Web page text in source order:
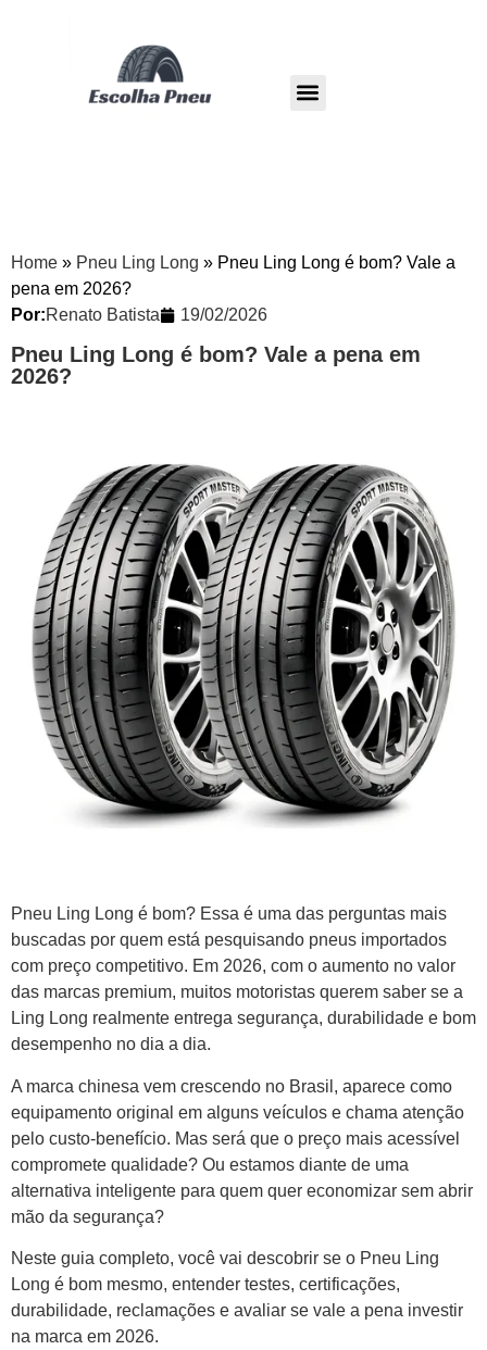
Home » Pneu Ling Long » Pneu Ling Long é bom? Vale a
pena em 2026?
Por:Renato Batista 19/02/2026
Pneu Ling Long é bom? Vale a pena em
2026?
Pneu Ling Long é bom? Essa é uma das perguntas mais
buscadas por quem está pesquisando pneus importados
com preço competitivo. Em 2026, com o aumento no valor
das marcas premium, muitos motoristas querem saber se a
Ling Long realmente entrega segurança, durabilidade e bom
desempenho no dia a dia.
A marca chinesa vem crescendo no Brasil, aparece como
equipamento original em alguns veículos e chama atenção
pelo custo-benefício. Mas será que o preço mais acessível
compromete qualidade? Ou estamos diante de uma
alternativa inteligente para quem quer economizar sem abrir
mão da segurança?
Neste guia completo, você vai descobrir se o Pneu Ling
Long é bom mesmo, entender testes, certificações,
durabilidade, reclamações e avaliar se vale a pena investir
na marca em 2026.